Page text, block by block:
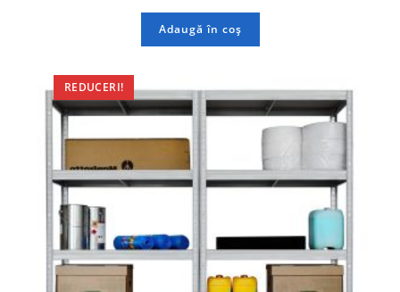
Adaugă în coș
REDUCERI!